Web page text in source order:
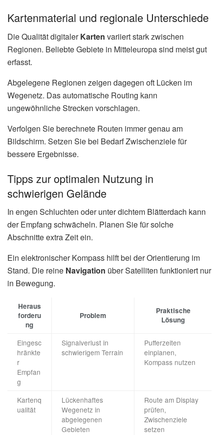
Kartenmaterial und regionale Unterschiede
Die Qualität digitalerKarten variiert stark zwischen
Regionen. Beliebte Gebiete in Mitteleuropa sind meist gut
erfasst.
Abgelegene Regionen zeigen dagegen oft Lücken im
Wegenetz. Das automatische Routing kann
ungewöhnliche Strecken vorschlagen.
Verfolgen Sie berechnete Routen immer genau am
Bildschirm. Setzen Sie bei Bedarf Zwischenziele für
bessere Ergebnisse.
Tipps zur optimalen Nutzung in
schwierigen Gelände
In engen Schluchten oder unter dichtem Blätterdach kann
der Empfang schwächeln. Planen Sie für solche
Abschnitte extra Zeit ein.
Ein elektronischer Kompass hilft bei der Orientierung im
Stand. Die reine Navigation über Satelliten funktioniert nur
in Bewegung.
Heraus
forderu
ng
Problem
Praktische
Lösung
Eingesc
hränkte
r
Empfan
g
Signalverlust in
schwierigem Terrain
Pufferzeiten
einplanen,
Kompass nutzen
Kartenq
ualität
Lückenhaftes
Wegenetz in
abgelegenen
Gebieten
Route am Display
prüfen,
Zwischenziele
setzen